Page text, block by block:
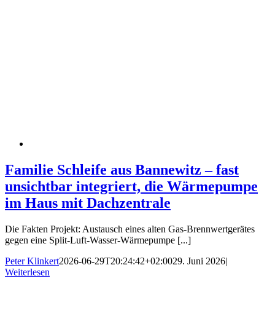
Familie Schleife aus Bannewitz – fast
unsichtbar integriert, die Wärmepumpe
im Haus mit Dachzentrale
Die Fakten Projekt: Austausch eines alten Gas-Brennwertgerätes
gegen eine Split-Luft-Wasser-Wärmepumpe [...]
Peter Klinkert2026-06-29T20:24:42+02:0029. Juni 2026|
Weiterlesen